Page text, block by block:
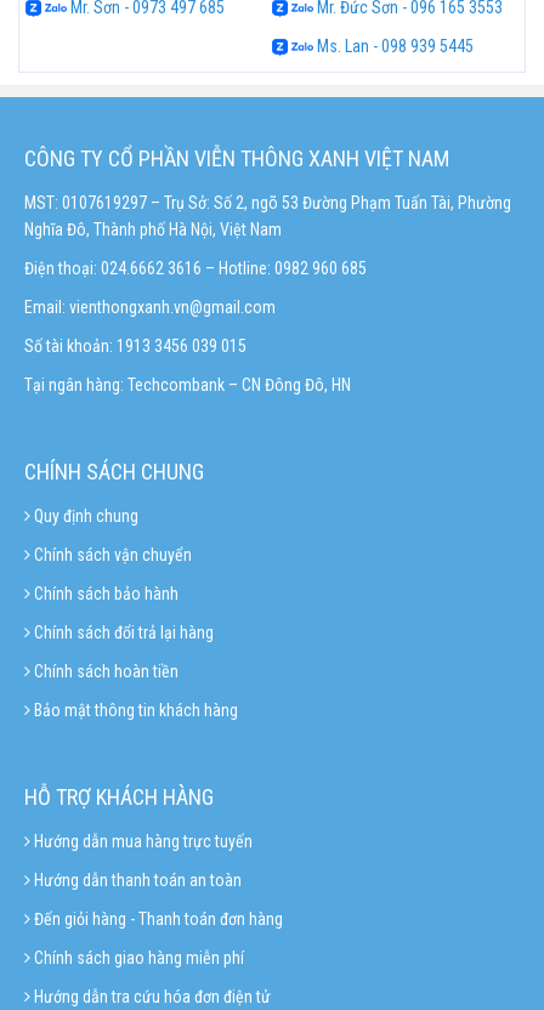
Mr. Sơn - 0973 497 685
Mr. Đức Sơn - 096 165 3553
Ms. Lan - 098 939 5445
CÔNG TY CỔ PHẦN VIỄN THÔNG XANH VIỆT NAM
MST: 0107619297 – Trụ Sở: Số 2, ngõ 53 Đường Phạm Tuấn Tài, Phường
Nghĩa Đô, Thành phố Hà Nội, Việt Nam
Điện thoại: 024.6662 3616 – Hotline: 0982 960 685
Email: vienthongxanh.vn@gmail.com
Số tài khoản: 1913 3456 039 015
Tại ngân hàng: Techcombank – CN Đông Đô, HN
CHÍNH SÁCH CHUNG
Quy định chung
Chính sách vận chuyển
Chính sách bảo hành
Chính sách đổi trả lại hàng
Chính sách hoàn tiền
Bảo mật thông tin khách hàng
HỖ TRỢ KHÁCH HÀNG
Hướng dẫn mua hàng trực tuyến
Hướng dẫn thanh toán an toàn
Đến giỏi hàng - Thanh toán đơn hàng
Chính sách giao hàng miễn phí
Hướng dẫn tra cứu hóa đơn điện tử